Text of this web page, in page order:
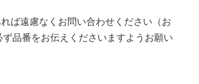
ば遠慮なくお問い合わせください（お
品番をお伝えくださいますようお願い